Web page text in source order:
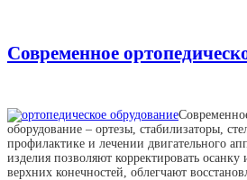
Современное
оборудование – ортезы, стабилизаторы,
профилактике и лечении двигательного
изделия позволяют корректировать
верхних конечностей, облегчают